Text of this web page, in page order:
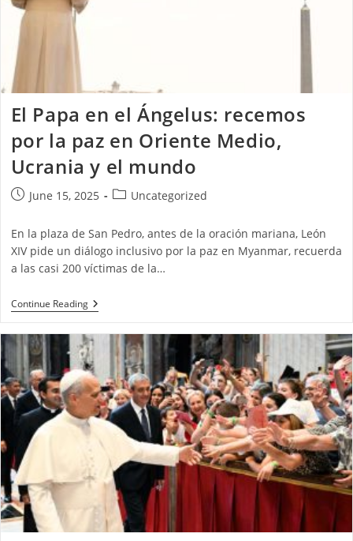
El Papa en el Ángelus: recemos
por la paz en Oriente Medio,
Ucrania y el mundo
June 15, 2025 Uncategorized
En la plaza de San Pedro, antes de la oración mariana, León
XIV pide un diálogo inclusivo por la paz en Myanmar, recuerda
a las casi 200 víctimas de la…
Continue Reading